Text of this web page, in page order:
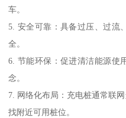
车。
5. 安全可靠：具备过压、过流
全。
6. 节能环保：促进清洁能源使
念。
7. 网络化布局：充电桩通常联
找附近可用桩位。